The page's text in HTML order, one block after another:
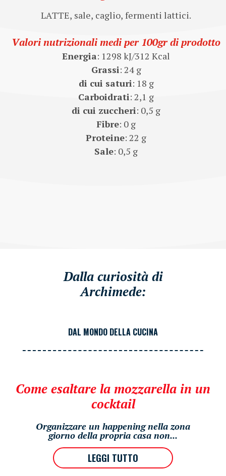
LATTE, sale, caglio, fermenti lattici.
Valori nutrizionali medi per 100gr di prodotto
Energia: 1298 kJ/312 Kcal
Grassi: 24 g
di cui saturi: 18 g
Carboidrati: 2,1 g
di cui zuccheri: 0,5 g
Fibre: 0 g
Proteine: 22 g
Sale: 0,5 g
Dalla curiosità di
Archimede:
DAL MONDO DELLA CUCINA
Come esaltare la mozzarella in un
cocktail
Organizzare un happening nella zona
giorno della propria casa non...
LEGGI TUTTO